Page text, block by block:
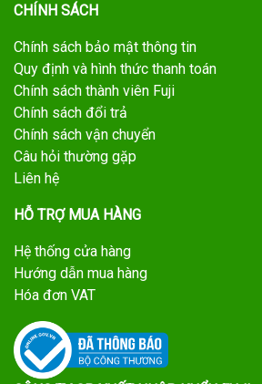
CHÍNH SÁCH
Chính sách bảo mật thông tin
Quy định và hình thức thanh toán
Chính sách thành viên Fuji
Chính sách đổi trả
Chính sách vận chuyển
Câu hỏi thường gặp
Liên hệ
HỖ TRỢ MUA HÀNG
Hệ thống cửa hàng
Hướng dẫn mua hàng
Hóa đơn VAT